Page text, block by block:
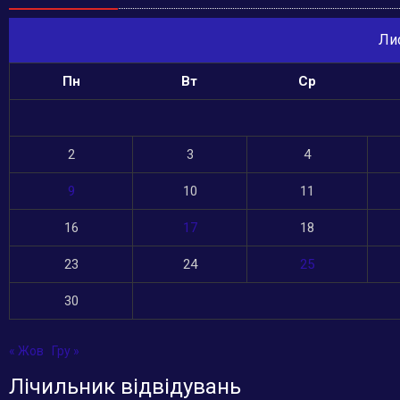
Пн Вт Ср
2 3 4
9 10 11
16 17 18
23 24 25
30
« Жов Гру »
Лічильник відвідувань